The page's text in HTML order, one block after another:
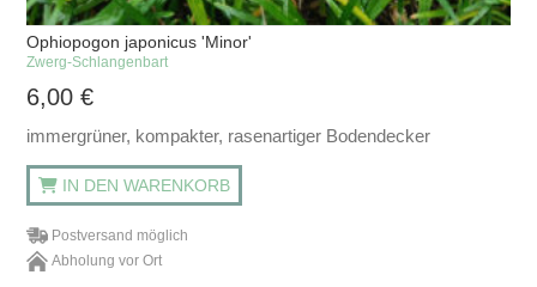
Ophiopogon japonicus 'Minor'
Zwerg-Schlangenbart
6,00€
immergrüner, kompakter, rasenartiger Bodendecker
IN DEN WARENKORB
Postversand möglich
Abholung vor Ort